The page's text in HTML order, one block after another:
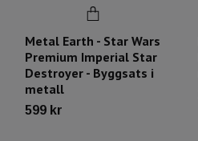
Metal Earth - Star Wars
Premium Imperial Star
Destroyer - Byggsats i
metall
599 kr